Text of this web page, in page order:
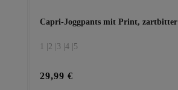
Capri-Joggpants mit Print, zartbitter
1 | 2 | 3 | 4 | 5
29,99 €